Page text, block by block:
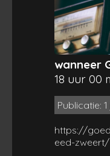
wanneer
18 uur 00
Publicatie:
https://
eed-zweert/